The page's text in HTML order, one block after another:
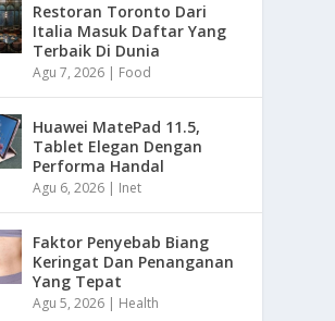
Restoran Toronto Dari
Italia Masuk Daftar Yang
Terbaik Di Dunia
Agu 7, 2026 | Food
Huawei MatePad 11.5,
Tablet Elegan Dengan
Performa Handal
Agu 6, 2026 | Inet
Faktor Penyebab Biang
Keringat Dan Penanganan
Yang Tepat
Agu 5, 2026 | Health